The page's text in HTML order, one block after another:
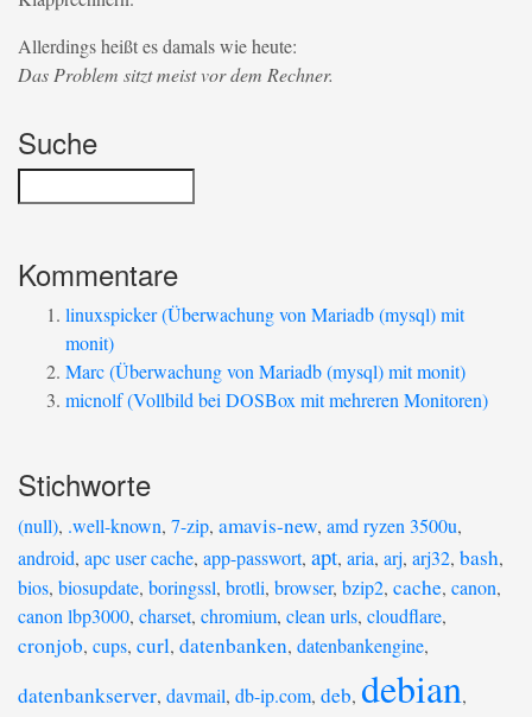
Allerdings heißt es damals wie heute:
Das Problem sitzt meist vor dem Rechner.
Suche
Kommentare
linuxspicker (Überwachung von Mariadb (mysql) mit
monit)
Marc (Überwachung von Mariadb (mysql) mit monit)
micnolf (Vollbild bei DOSBox mit mehreren Monitoren)
Stichworte
(null), .well-known, 7-zip, amavis-new, amd ryzen 3500u,
android, apc user cache, app-passwort, apt, aria, arj, arj32, bash,
bios, biosupdate, boringssl, brotli, browser, bzip2, cache, canon,
canon lbp3000, charset, chromium, clean urls, cloudflare,
cronjob, cups, curl, datenbanken, datenbankengine,
datenbankserver, davmail, db-ip.com, deb, debian,